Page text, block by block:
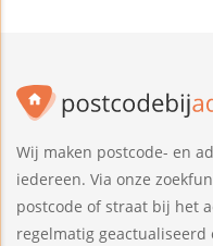
Wij maken postcode- en
iedereen. Via onze
postcode of straat bij het
regelmatig